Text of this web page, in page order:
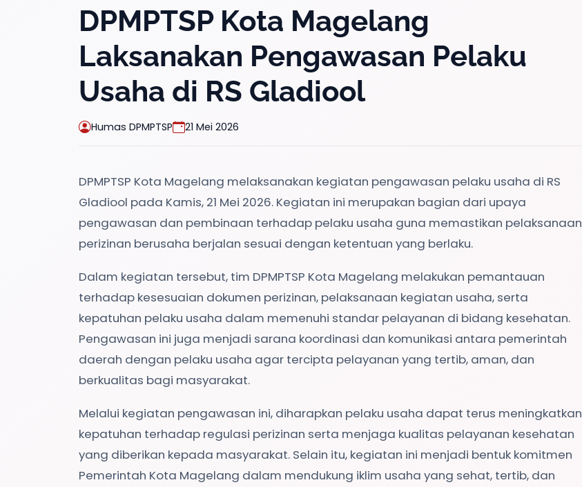
DPMPTSP Kota Magelang
Laksanakan Pengawasan Pelaku
Usaha di RS Gladiool
Humas DPMPTSP 21 Mei 2026
DPMPTSP Kota Magelang melaksanakan kegiatan pengawasan pelaku usaha di RS
Gladiool pada Kamis, 21 Mei 2026. Kegiatan ini merupakan bagian dari upaya
pengawasan dan pembinaan terhadap pelaku usaha guna memastikan pelaksanaan
perizinan berusaha berjalan sesuai dengan ketentuan yang berlaku.
Dalam kegiatan tersebut, tim DPMPTSP Kota Magelang melakukan pemantauan
terhadap kesesuaian dokumen perizinan, pelaksanaan kegiatan usaha, serta
kepatuhan pelaku usaha dalam memenuhi standar pelayanan di bidang kesehatan.
Pengawasan ini juga menjadi sarana koordinasi dan komunikasi antara pemerintah
daerah dengan pelaku usaha agar tercipta pelayanan yang tertib, aman, dan
berkualitas bagi masyarakat.
Melalui kegiatan pengawasan ini, diharapkan pelaku usaha dapat terus meningkatkan
kepatuhan terhadap regulasi perizinan serta menjaga kualitas pelayanan kesehatan
yang diberikan kepada masyarakat. Selain itu, kegiatan ini menjadi bentuk komitmen
Pemerintah Kota Magelang dalam mendukung iklim usaha yang sehat, tertib, dan